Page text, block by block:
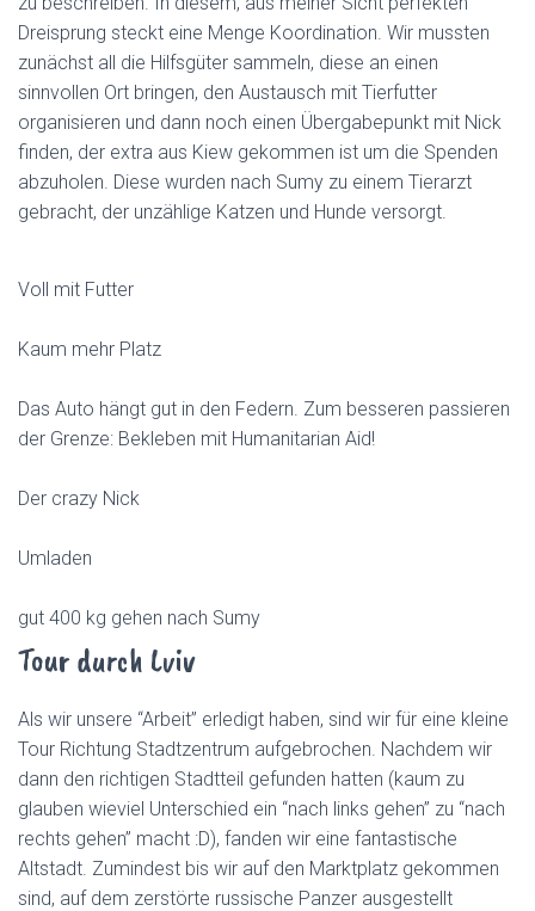
Dreisprung steckt eine Menge Koordination. Wir mussten
zunächst all die Hilfsgüter sammeln, diese an einen
sinnvollen Ort bringen, den Austausch mit Tierfutter
organisieren und dann noch einen Übergabepunkt mit Nick
finden, der extra aus Kiew gekommen ist um die Spenden
abzuholen. Diese wurden nach Sumy zu einem Tierarzt
gebracht, der unzählige Katzen und Hunde versorgt.
Voll mit Futter
Kaum mehr Platz
Das Auto hängt gut in den Federn. Zum besseren passieren
der Grenze: Bekleben mit Humanitarian Aid!
Der crazy Nick
Umladen
gut 400 kg gehen nach Sumy
Tour durch Lviv
Als wir unsere “Arbeit” erledigt haben, sind wir für eine kleine
Tour Richtung Stadtzentrum aufgebrochen. Nachdem wir
dann den richtigen Stadtteil gefunden hatten (kaum zu
glauben wieviel Unterschied ein “nach links gehen” zu “nach
rechts gehen” macht :D), fanden wir eine fantastische
Altstadt. Zumindest bis wir auf den Marktplatz gekommen
sind, auf dem zerstörte russische Panzer ausgestellt